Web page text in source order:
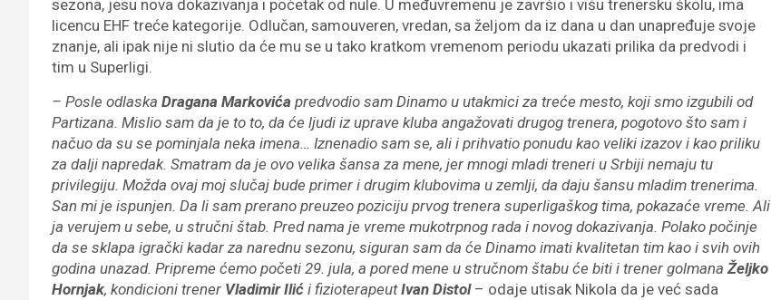
sezona, jesu nova dokazivanja i početak od nule. U međuvremenu je završio i višu trenersku školu, ima
licencu EHF treće kategorije. Odlučan, samouveren, vredan, sa željom da iz dana u dan unapređuje svoje
znanje, ali ipak nije ni slutio da će mu se u tako kratkom vremenom periodu ukazati prilika da predvodi i
tim u Superligi.
– Posle odlaska Dragana Markovića predvodio sam Dinamo u utakmici za treće mesto, koji smo izgubili od
Partizana. Mislio sam da je to to, da će ljudi iz uprave kluba angažovati drugog trenera, pogotovo što sam i
načuo da su se pominjala neka imena… Iznenadio sam se, ali i prihvatio ponudu kao veliki izazov i kao priliku
za dalji napredak. Smatram da je ovo velika šansa za mene, jer mnogi mladi treneri u Srbiji nemaju tu
privilegiju. Možda ovaj moj slučaj bude primer i drugim klubovima u zemlji, da daju šansu mladim trenerima.
San mi je ispunjen. Da li sam prerano preuzeo poziciju prvog trenera superligaškog tima, pokazaće vreme. Ali
ja verujem u sebe, u stručni štab. Pred nama je vreme mukotrpnog rada i novog dokazivanja. Polako počinje
da se sklapa igrački kadar za narednu sezonu, siguran sam da će Dinamo imati kvalitetan tim kao i svih ovih
godina unazad. Pripreme ćemo početi 29. jula, a pored mene u stručnom štabu će biti i trener golmanaŽeljko
Hornjak, kondicioni trener Vladimir Ilić i fizioterapeutIvan Distol – odaje utisak Nikola da je već sada